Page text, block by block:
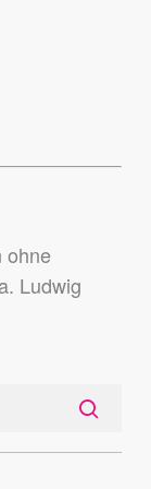
ohne
Ludwig